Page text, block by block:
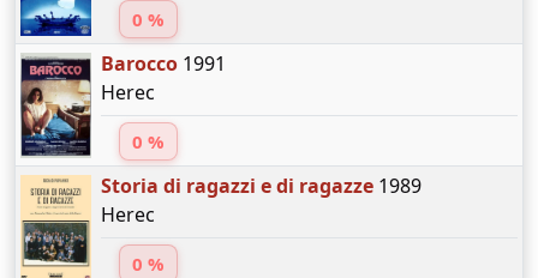
0 %
Barocco1991
Herec
0 %
Storia di ragazzi e di ragazze1989
Herec
0 %